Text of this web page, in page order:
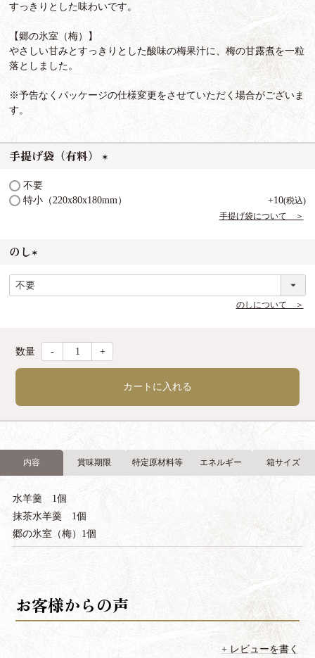
すっきりとした味わいです。
【郷の氷室（梅）】
やさしい甘みとすっきりとした酸味の梅果汁に、梅の甘露煮を一粒
落としました。
※予告なくパッケージの仕様変更をさせていただく場合がございま
す。
手提げ袋（有料）
不要
特小（220x80x180mm）
+10 税込
手提げ袋について ＞
のし
(
必
のしについて ＞
- +
カートに入れる
内容 賞味期限 特定原材料等 エネルギー 箱サイズ
水羊羹 1個
抹茶水羊羹 1個
郷の氷室（梅）1個
レビューを書く